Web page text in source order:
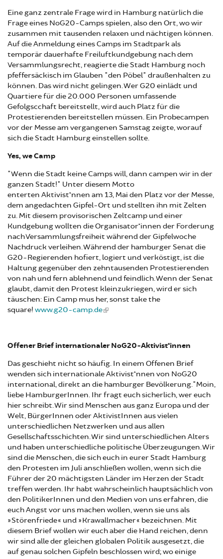
Eine ganz zentrale Frage wird in Hamburg natürlich die
Frage eines NoG20-Camps spielen, also den Ort, wo wir
zusammen mit tausenden relaxen und nächtigen können.
Auf die Anmeldung eines Camps im Stadtpark als
temporär dauerhafte Freiluftkundgebung nach dem
Versammlungsrecht, reagierte die Stadt Hamburg noch
pfeffersäckisch im Glauben "den Pöbel" draußenhalten zu
können. Das wird nicht gelingen. Wer G20 einlädt und
Quartiere für die 20.000 Personen umfassende
Gefolgscchaft bereitstellt, wird auch Platz für die
Protestierenden bereitstellen müssen. Ein Probecampen
vor der Messe am vergangenen Samstag zeigte, worauf
sich die Stadt Hamburg einstellen sollte.
Yes, we Camp
"Wenn die Stadt keine Camps will, dann campen wir in der
ganzen Stadt!" Unter diesem Motto
enterten Aktivist*nnen am 13, Mai den Platz vor der Messe,
dem angedachten Gipfel-Ort und stellten ihn mit Zelten
zu. Mit diesem provisorischen Zeltcamp und einer
Kundgebung wollten die Organisator*innen der Forderung
nach Versammlungsfreiheit während der Gipfelwoche
Nachdruck verleihen. Während der hamburger Senat die
G20-Regierenden hofiert, logiert und verköstigt, ist die
Haltung gegenüber den zehntausenden Protestierenden
von nah und fern ablehnend und feindlich. Wenn der Senat
glaubt, damit den Protest kleinzukriegen, wird er sich
täuschen: Ein Camp mus her, sonst take the
square! www.g20-camp.de
Offener Brief internationaler NoG20-Aktivist*innen
Das geschieht nicht so häufig. In einem Offenen Brief
wenden sich internationale Aktivist*nnen von NoG20
international, direkt an die hamburger Bevölkerung."Moin,
liebe HamburgerInnen. Ihr fragt euch sicherlich, wer euch
hier schreibt. Wir sind Menschen aus ganz Europa und der
Welt, BürgerInnen oder AktivistInnen aus vielen
unterschiedlichen Netzwerken und aus allen
Gesellschaftsschichten. Wir sind unterschiedlichen Alters
und haben unterschiedliche politische Überzeugungen. Wir
sind die Menschen, die sich euch in eurer Stadt Hamburg
den Protesten im Juli anschließen wollen, wenn sich die
Führer der 20 mächtigsten Länder im Herzen der Stadt
treffen werden. Ihr habt wahrscheinlich hauptsächlich von
den PolitikerInnen und den Medien von uns erfahren, die
euch Angst vor uns machen wollen, wenn sie uns als
»Störenfriede« und »Krawallmacher« bezeichnen. Mit
diesem Brief wollen wir euch aber die Hand reichen, denn
wir sind alle der gleichen globalen Politik ausgesetzt, die
auf genau solchen Gipfeln beschlossen wird; wo einige